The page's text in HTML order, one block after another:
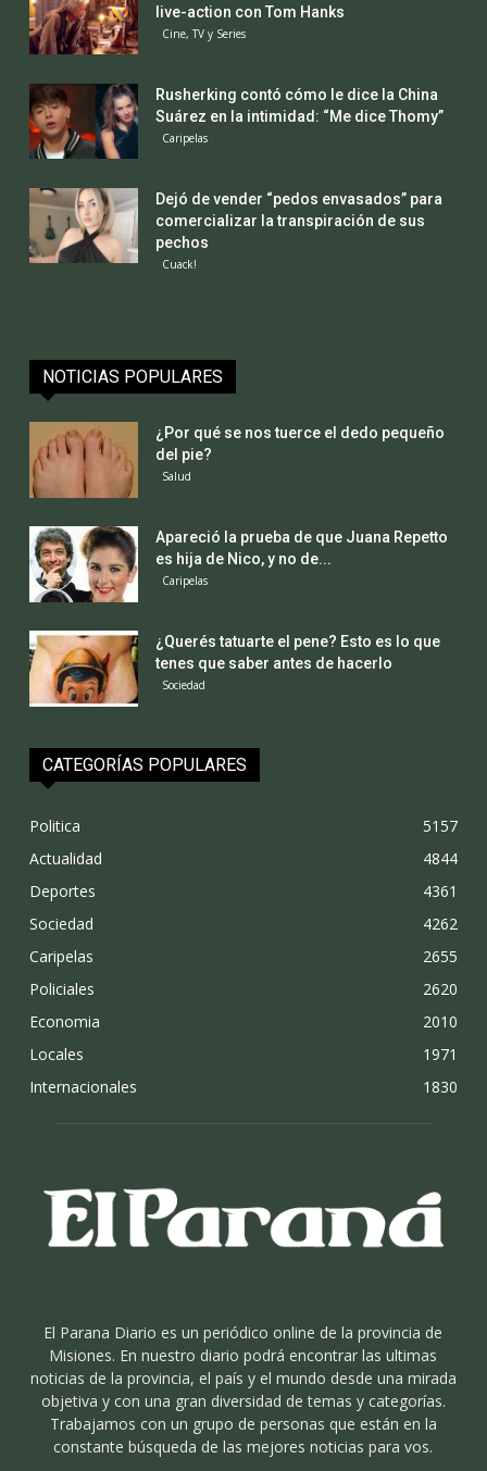
live-action con Tom Hanks
Cine, TV y Series
Rusherking contó cómo le dice la China
Suárez en la intimidad: “Me dice Thomy”
Caripelas
Dejó de vender “pedos envasados” para
comercializar la transpiración de sus
pechos
Cuack!
NOTICIAS POPULARES
¿Por qué se nos tuerce el dedo pequeño
del pie?
Salud
Apareció la prueba de que Juana Repetto
es hija de Nico, y no de...
Caripelas
¿Querés tatuarte el pene? Esto es lo que
tenes que saber antes de hacerlo
Sociedad
CATEGORÍAS POPULARES
Politica
5157
Actualidad
4844
Deportes
4361
Sociedad
4262
Caripelas
2655
Policiales
2620
Economia
2010
Locales
1971
Internacionales
1830
El Parana Diario es un periódico online de la provincia de
Misiones. En nuestro diario podrá encontrar las ultimas
noticias de la provincia, el país y el mundo desde una mirada
objetiva y con una gran diversidad de temas y categorías.
Trabajamos con un grupo de personas que están en la
constante búsqueda de las mejores noticias para vos.